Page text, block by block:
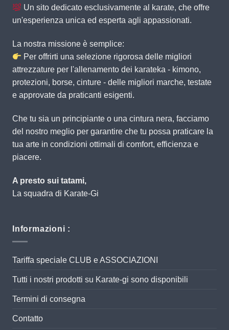
Un sito dedicato esclusivamente al karate, che offre
un'esperienza unica ed esperta agli appassionati.
La nostra missione è semplice:
Per offrirti una selezione rigorosa delle migliori
attrezzature per l'allenamento dei karateka - kimono,
protezioni, borse, cinture - delle migliori marche, testate
e approvate da praticanti esigenti.
Che tu sia un principiante o una cintura nera, facciamo
del nostro meglio per garantire che tu possa praticare la
tua arte in condizioni ottimali di comfort, efficienza e
piacere.
A presto sui tatami,
La squadra di Karate-Gi
Informazioni :
Tariffa speciale CLUB e ASSOCIAZIONI
Tutti i nostri prodotti su Karate-gi sono disponibili
Termini di consegna
Contatto